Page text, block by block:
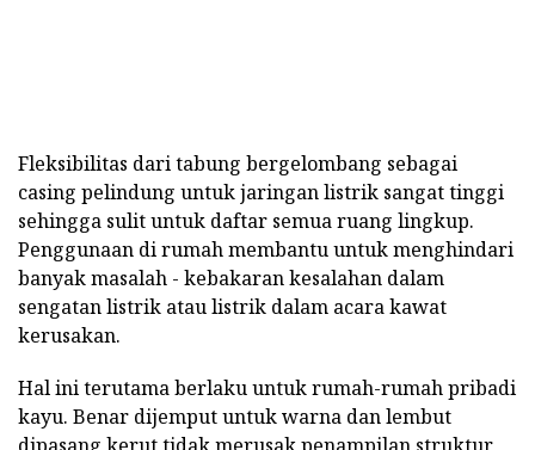
Fleksibilitas dari tabung bergelombang sebagai
casing pelindung untuk jaringan listrik sangat tinggi
sehingga sulit untuk daftar semua ruang lingkup.
Penggunaan di rumah membantu untuk menghindari
banyak masalah - kebakaran kesalahan dalam
sengatan listrik atau listrik dalam acara kawat
kerusakan.
Hal ini terutama berlaku untuk rumah-rumah pribadi
kayu. Benar dijemput untuk warna dan lembut